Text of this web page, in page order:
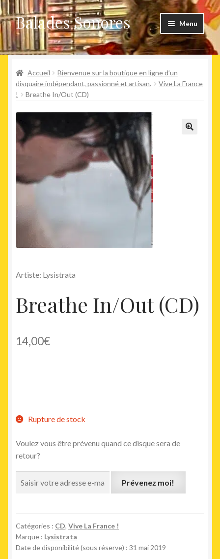
Aller
à
la
navigation
Aller
au
contenu
Balades Sonores Menu
Boutique
Nouveaux arrivages
le
Précommandes
Agenda
Accueil
Bienvenue sur la boutique en ligne d’un
disquaire indépendant, passionné et artisan.
Vive La France
!
Breathe In/Out (CD)
Artiste: Lysistrata
Breathe In/Out (CD)
14,00€
Rupture de stock
Voulez vous être prévenu quand ce disque sera de
retour?
Prévenez moi!
Catégories : CD, Vive La France !
Marque : Lysistrata
Date de disponibilité (sous réserve) : 31 mai 2019